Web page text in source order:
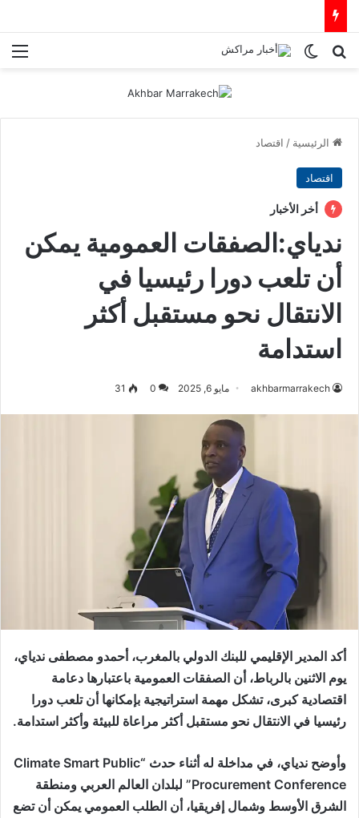
بحث عنالوضع المظلم
الرئيسية / اقتصاد
اقتصاد
أخر الأخبار
ندياي:الصفقات العمومية يمكن
أن تلعب دورا رئيسيا في
الانتقال نحو مستقبل أكثر
استدامة
akhbarmarrakech مايو 6, 2025 0
31
أكد المدير الإقليمي للبنك الدولي بالمغرب، أحمدو مصطفى ندياي،
يوم الاثنين بالرباط، أن الصفقات العمومية باعتبارها دعامة
اقتصادية كبرى، تشكل مهمة استراتيجية بإمكانها أن تلعب دورا
رئيسيا في الانتقال نحو مستقبل أكثر مراعاة للبيئة وأكثر استدامة.
وأوضح ندياي، في مداخلة له أثناء حدث “Climate Smart Public
Procurement Conference” لبلدان العالم العربي ومنطقة
الشرق الأوسط وشمال إفريقيا، أن الطلب العمومي يمكن أن تضع